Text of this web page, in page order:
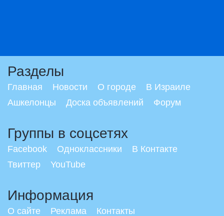
Разделы
Главная Новости О городе
В Израиле
Ашкелонцы
Доска объявлений Форум
Группы в соцсетях
Facebook Одноклассники
В Контакте
Твиттер
YouTube
Информация
О сайте Реклама Контакты